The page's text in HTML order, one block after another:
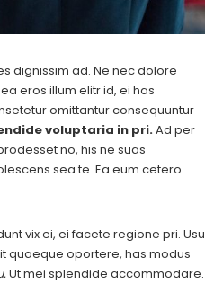
dignissim ad. Ne nec dolore
eros illum elitr id, ei has
omittantur consequuntur
voluptaria in pri.Ad per
no, his ne suas
sea te. Ea eum cetero
vix ei, ei facete regione pri. Usu
quaeque oportere, has modus
Ut mei splendide accommodare.